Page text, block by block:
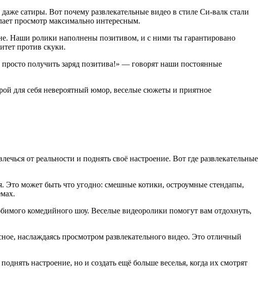
сатиры. Вот почему развлекательные видео в стиле Си-валк стали
просмотр максимально интересным.
Наши ролики наполнены позитивом, и с ними ты гарантировано
против скуки.
получить заряд позитива!» — говорят наши постоянные
для себя невероятный юмор, веселые сюжеты и приятное
от реальности и поднять своё настроение. Вот где развлекательные
Это может быть что угодно: смешные котики, остроумные стендапы,
комедийного шоу. Веселые видеоролики помогут вам отдохнуть,
наслаждаясь просмотром развлекательного видео. Это отличный
настроение, но и создать ещё больше веселья, когда их смотрят